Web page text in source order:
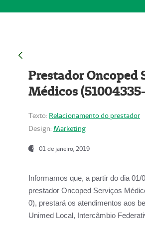
Prestador Oncoped
Médicos
Texto: Relacionamento do prestador
Design: Marketing
01 de janeiro, 2019
Informamos que, a partir do dia 01/
prestador Oncoped Serviços
0), prestará os atendimentos aos
Unimed Local, Intercâmbio